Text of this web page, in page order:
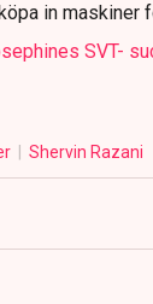
in
SVT-
Shervin Razani